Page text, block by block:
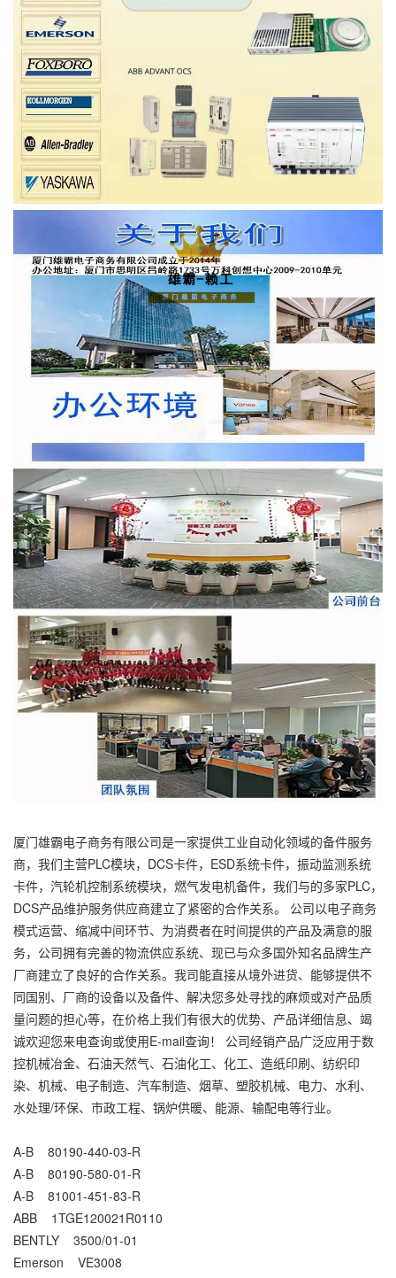
厦门雄霸电子商务有限公司是一家提供工业自动化领域的备件服务
商，我们主营PLC模块，DCS卡件，ESD系统卡件，振动监测系统
卡件，汽轮机控制系统模块，燃气发电机备件，我们与的多家PLC，
DCS产品维护服务供应商建立了紧密的合作关系。 公司以电子商务
模式运营、缩减中间环节、为消费者在时间提供的产品及满意的服
务，公司拥有完善的物流供应系统、现已与众多国外知名品牌生产
厂商建立了良好的合作关系。我司能直接从境外进货、能够提供不
同国别、厂商的设备以及备件、解决您多处寻找的麻烦或对产品质
量问题的担心等，在价格上我们有很大的优势、产品详细信息、竭
诚欢迎您来电查询或使用E-mail查询！ 公司经销产品广泛应用于数
控机械冶金、石油天然气、石油化工、化工、造纸印刷、纺织印
染、机械、电子制造、汽车制造、烟草、塑胶机械、电力、水利、
水处理/环保、市政工程、锅炉供暖、能源、输配电等行业。
A-B 80190-440-03-R
A-B 80190-580-01-R
A-B 81001-451-83-R
ABB 1TGE120021R0110
BENTLY 3500/01-01
Emerson VE3008